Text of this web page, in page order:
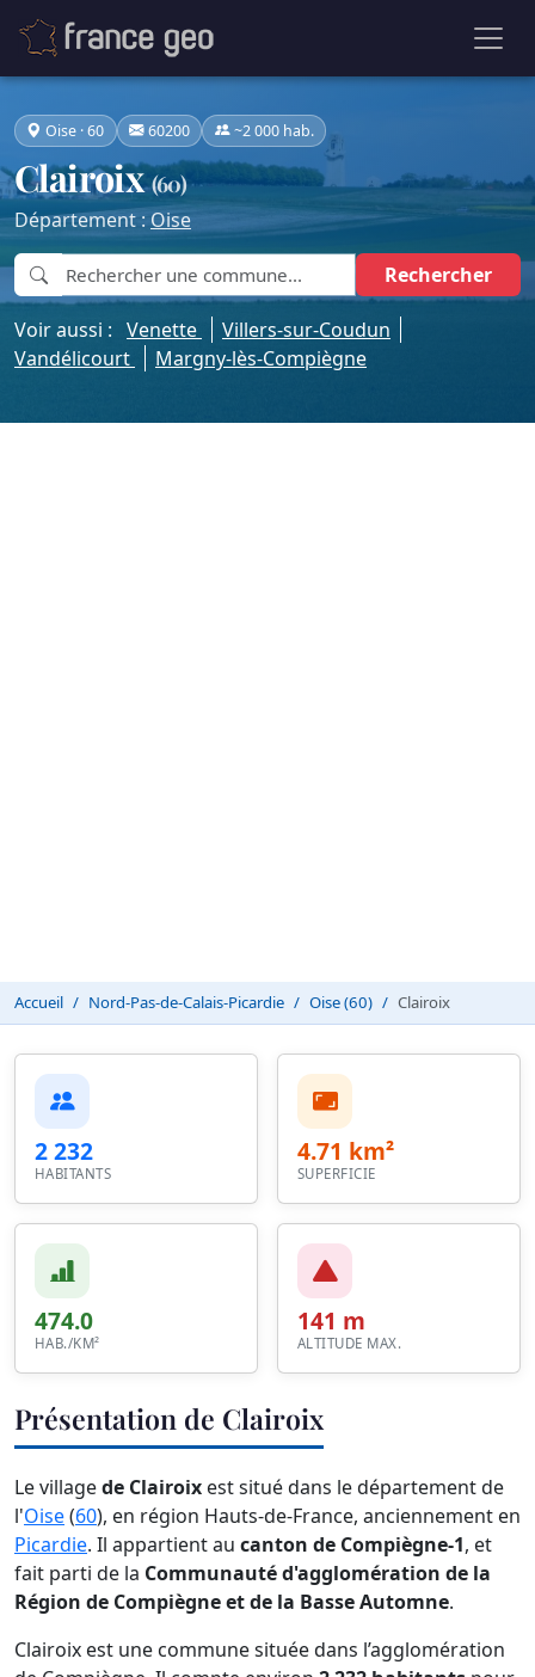
Oise · 60 60200 ~2 000 hab.
Clairoix(60)
Département : Oise
Rechercher
Voir aussi : Venette
Villers-sur-Coudun
Vandélicourt
Margny-lès-Compiègne
Accueil Nord-Pas-de-Calais-Picardie Oise (60) Clairoix
2 232
HABITANTS
4.71 km²
SUPERFICIE
474.0
HAB./KM²
141 m
ALTITUDE MAX.
Présentation de Clairoix
Le villagede Clairoix est situé dans le département de
l'Oise(60), en région Hauts-de-France, anciennement en
Picardie. Il appartient au canton de Compiègne-1, et
fait parti de la Communauté d'agglomération de la
Région de Compiègne et de la Basse Automne.
Clairoix est une commune située dans l’agglomération